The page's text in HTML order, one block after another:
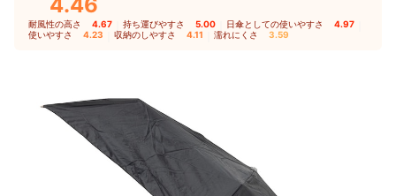
耐風性の高さ 4.67 持ち運びやすさ 5.00 日傘としての使いやすさ 4.97
使いやすさ 4.23 収納のしやすさ 4.11 濡れにくさ 3.59